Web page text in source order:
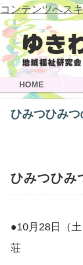
コンテンツへス
HOME
ひみつひみ
ひみつひ
●10月28日（
荘